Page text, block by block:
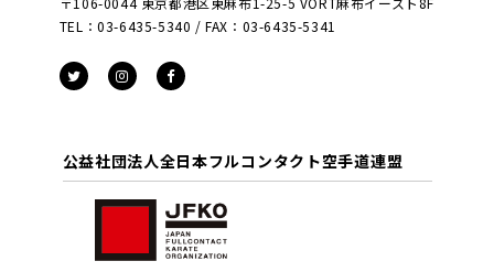
TEL：03-6435-5340 / FAX：03-6435-5341
公益社団法人全日本フルコンタクト空手道連盟